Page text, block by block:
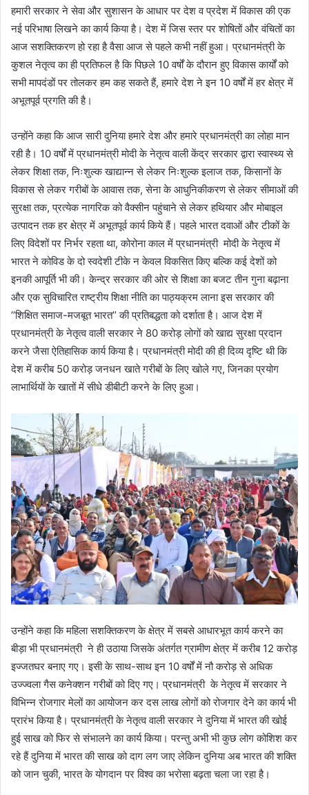
हमारी सरकार ने सेवा और सुशासन के आधार पर देश व प्रदेश में विकास की एक
नई परिभाषा लिखने का कार्य किया है। देश में जिस स्तर पर शोषितों और वंचितों का
आज सशक्तिकरण हो रहा है वैसा आज से पहले कभी नहीं हुआ। प्रधानमंत्री के
कुशल नेतृत्व का ही प्रतिफल है कि पिछले 10 वर्षों के दौरान हुए विकास कार्यों को
सभी मापदंडों पर तोलकर हम कह सकते हैं, हमारे देश ने इन 10 वर्षों में हर क्षेत्र में
अभूतपूर्व प्रगति की है।
उन्होंने कहा कि आज सारी दुनिया हमारे देश और हमारे प्रधानमंत्री का लोहा मान
रही है। 10 वर्षों में प्रधानमंत्री मोदी के नेतृत्व वाली केंद्र सरकार द्वारा स्वास्थ्य से
लेकर शिक्षा तक, निःशुल्क खाद्यान्न से लेकर निःशुल्क इलाज तक, किसानों के
विकास से लेकर गरीबों के आवास तक, सेना के आधुनिकीकरण से लेकर सीमाओं की
सुरक्षा तक, प्रत्येक नागरिक को वैक्सीन पहुंचाने से लेकर हथियार और मोबाइल
उत्पादन तक हर क्षेत्र में अभूतपूर्व कार्य किये हैं। पहले भारत दवाओं और टीकों के
लिए विदेशों पर निर्भर रहता था, कोरोना काल में प्रधानमंत्री मोदी के नेतृत्व में
भारत ने कोविड के दो स्वदेशी टीके न केवल विकसित किए बल्कि कई देशों को
इनकी आपूर्ति भी की। केन्द्र सरकार की ओर से शिक्षा का बजट तीन गुना बढ़ाना
और एक सुविचारित राष्ट्रीय शिक्षा नीति का पाठ्यक्रम लाना इस सरकार की
’’शिक्षित समाज-मजबूत भारत’’ की प्रतिबद्धता को दर्शाता है। आज देश में
प्रधानमंत्री के नेतृत्व वाली सरकार ने 80 करोड़ लोगों को खाद्य सुरक्षा प्रदान
करने जैसा ऐतिहासिक कार्य किया है। प्रधानमंत्री मोदी की ही दिव्य दृष्टि थी कि
देश में करीब 50 करोड़ जनधन खाते गरीबों के लिए खोले गए, जिनका प्रयोग
लाभार्थियों के खातों में सीधे डीबीटी करने के लिए हुआ।
उन्होंने कहा कि महिला सशक्तिकरण के क्षेत्र में सबसे आधारभूत कार्य करने का
बीड़ा भी प्रधानमंत्री ने ही उठाया जिसके अंतर्गत ग्रामीण क्षेत्र में करीब 12 करोड़
इज्जतघर बनाए गए। इसी के साथ-साथ इन 10 वर्षों में नौ करोड़ से अधिक
उज्ज्वला गैस कनेक्शन गरीबों को दिए गए। प्रधानमंत्री के नेतृत्व में सरकार ने
विभिन्न रोजगार मेलों का आयोजन कर दस लाख लोगों को रोजगार देने का कार्य भी
प्रारंभ किया है। प्रधानमंत्री के नेतृत्व वाली सरकार ने दुनिया में भारत की खोई
हुई साख को फिर से संभालने का कार्य किया। परन्तु अभी भी कुछ लोग कोशिश कर
रहे हैं दुनिया में भारत की साख को दाग लग जाए लेकिन दुनिया अब भारत की शक्ति
को जान चुकी, भारत के योगदान पर विश्व का भरोसा बढ़ता चला जा रहा है।